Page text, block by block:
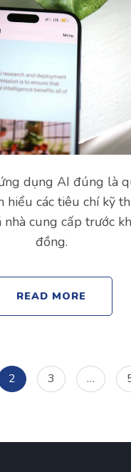
dụng AI đúng là
hiểu các tiêu chí kỹ
nhà cung cấp trước
đồng.
READ MORE
Page
2 Page
3 …